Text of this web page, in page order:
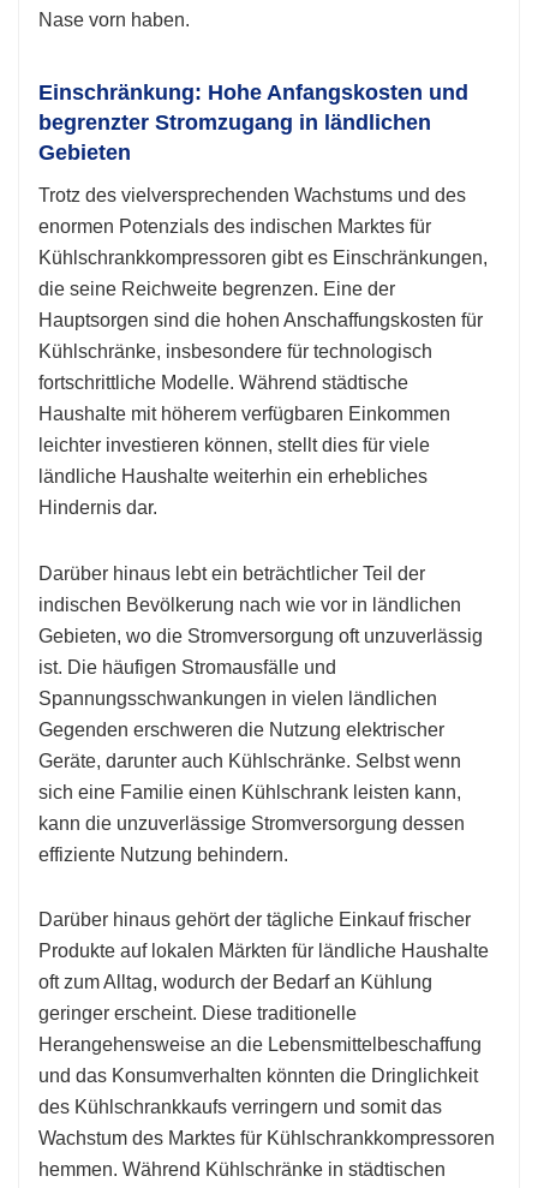
Nase vorn haben.
Einschränkung: Hohe Anfangskosten und
begrenzter Stromzugang in ländlichen
Gebieten
Trotz des vielversprechenden Wachstums und des
enormen Potenzials des indischen Marktes für
Kühlschrankkompressoren gibt es Einschränkungen,
die seine Reichweite begrenzen. Eine der
Hauptsorgen sind die hohen Anschaffungskosten für
Kühlschränke, insbesondere für technologisch
fortschrittliche Modelle. Während städtische
Haushalte mit höherem verfügbaren Einkommen
leichter investieren können, stellt dies für viele
ländliche Haushalte weiterhin ein erhebliches
Hindernis dar.
Darüber hinaus lebt ein beträchtlicher Teil der
indischen Bevölkerung nach wie vor in ländlichen
Gebieten, wo die Stromversorgung oft unzuverlässig
ist. Die häufigen Stromausfälle und
Spannungsschwankungen in vielen ländlichen
Gegenden erschweren die Nutzung elektrischer
Geräte, darunter auch Kühlschränke. Selbst wenn
sich eine Familie einen Kühlschrank leisten kann,
kann die unzuverlässige Stromversorgung dessen
effiziente Nutzung behindern.
Darüber hinaus gehört der tägliche Einkauf frischer
Produkte auf lokalen Märkten für ländliche Haushalte
oft zum Alltag, wodurch der Bedarf an Kühlung
geringer erscheint. Diese traditionelle
Herangehensweise an die Lebensmittelbeschaffung
und das Konsumverhalten könnten die Dringlichkeit
des Kühlschrankkaufs verringern und somit das
Wachstum des Marktes für Kühlschrankkompressoren
hemmen. Während Kühlschränke in städtischen